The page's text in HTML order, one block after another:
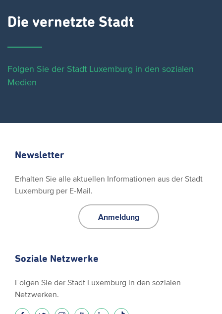
Die vernetzte Stadt
Folgen Sie der Stadt Luxemburg in den sozialen
Medien
Newsletter
Erhalten Sie alle aktuellen Informationen aus der Stadt
Luxemburg per E-Mail.
Anmeldung
Soziale Netzwerke
Folgen Sie der Stadt Luxemburg in den sozialen
Netzwerken.